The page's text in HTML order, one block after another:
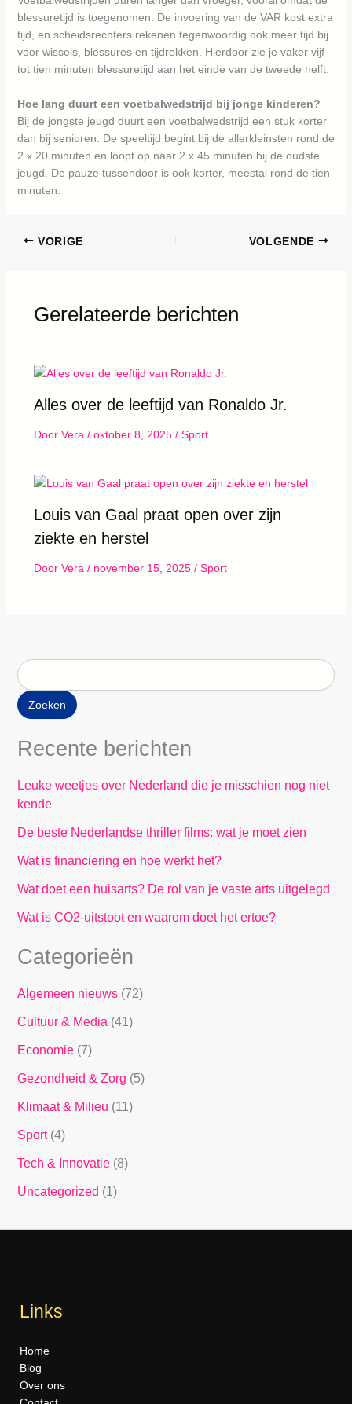
blessuretijd is toegenomen. De invoering van de VAR kost extra
tijd, en scheidsrechters rekenen tegenwoordig ook meer tijd bij
voor wissels, blessures en tijdrekken. Hierdoor zie je vaker vijf
tot tien minuten blessuretijd aan het einde van de tweede helft.
Hoe lang duurt een voetbalwedstrijd bij jonge kinderen?
Bij de jongste jeugd duurt een voetbalwedstrijd een stuk korter
dan bij senioren. De speeltijd begint bij de allerkleinsten rond de
2 x 20 minuten en loopt op naar 2 x 45 minuten bij de oudste
jeugd. De pauze tussendoor is ook korter, meestal rond de tien
minuten.
VORIGE VOLGENDE
Gerelateerde berichten
Alles over de leeftijd van Ronaldo Jr.
Door Vera / oktober 8, 2025 / Sport
Louis van Gaal praat open over zijn
ziekte en herstel
Door Vera / november 15, 2025 / Sport
Zoeken
Recente berichten
Leuke weetjes over Nederland die je misschien nog niet
kende
De beste Nederlandse thriller films: wat je moet zien
Wat is financiering en hoe werkt het?
Wat doet een huisarts? De rol van je vaste arts uitgelegd
Wat is CO2-uitstoot en waarom doet het ertoe?
Categorieën
Algemeen nieuws(72)
Cultuur & Media (41)
Economie(7)
Gezondheid & Zorg (5)
Klimaat & Milieu (11)
Sport(4)
Tech & Innovatie(8)
Uncategorized (1)
Links
Home
Blog
Over ons